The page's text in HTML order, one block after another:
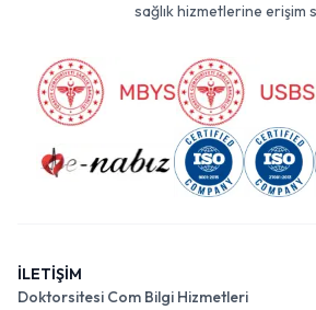
sağlık hizmetlerine erişim
İLETİŞİM
Doktorsitesi Com Bilgi Hizmetleri